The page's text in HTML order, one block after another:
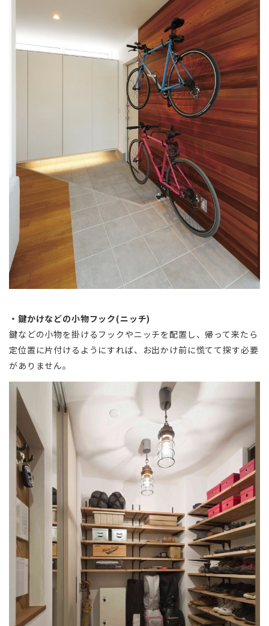
・鍵かけなどの小物フック(ニッチ)
鍵などの小物を掛けるフックやニッチを配置し、帰って来たら
定位置に片付けるようにすれば、お出かけ前に慌てて探す必要
がありません。